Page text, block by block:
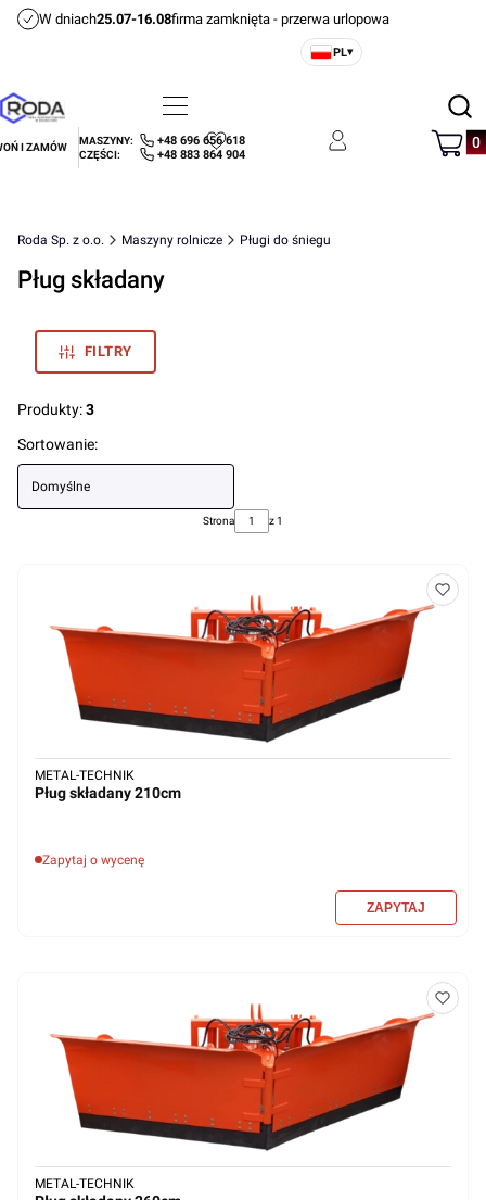
W dniach25.07-16.08firma zamknięta - przerwa urlopowa
PL▾
Menu Szukaj
I ZAMÓW
MASZYNY: +48 696 656 618
CZĘŚCI: +48 883 864 904
Ulubione Zaloguj się Koszyk
Roda Sp. z o.o. Maszyny rolnicze Pługi do śniegu
Pług składany
FILTRY
Produkty:3
Lista produktów
Sortowanie:
Domyślne
Strona z 1
Pług składany 210cm
Zapytaj o wycenę
METAL-TECHNIK
METAL-TECHNIK